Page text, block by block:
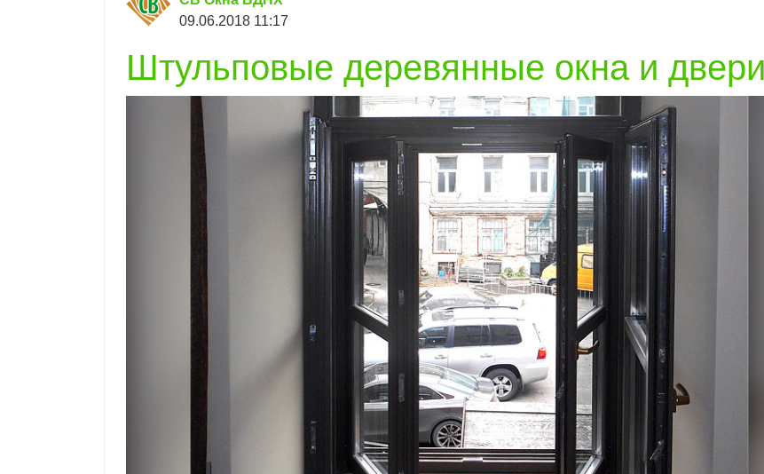
09.06.2018 11:17
Штульповые деревянные окна и двери